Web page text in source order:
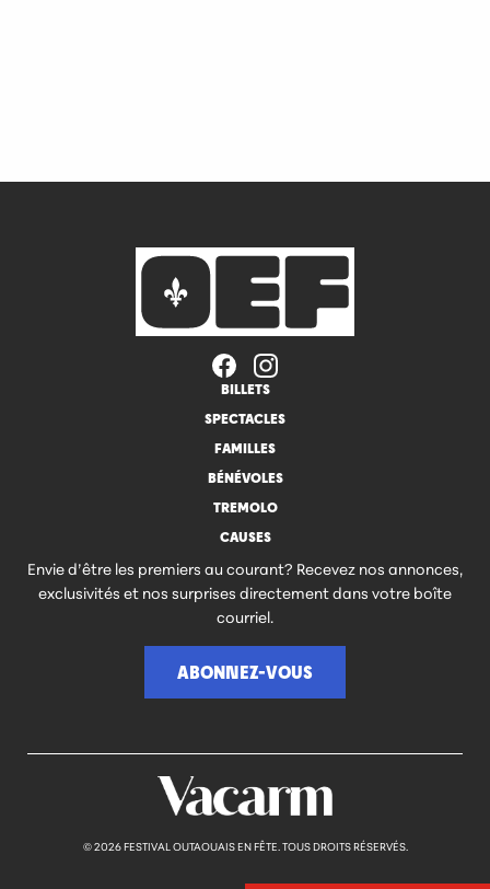
BILLETS
SPECTACLES
FAMILLES
BÉNÉVOLES
TREMOLO
CAUSES
Envie d’être les premiers au courant? Recevez nos annonces,
exclusivités et nos surprises directement dans votre boîte
courriel.
ABONNEZ-VOUS
© 2026 FESTIVAL OUTAOUAIS EN FÊTE. TOUS DROITS RÉSERVÉS.